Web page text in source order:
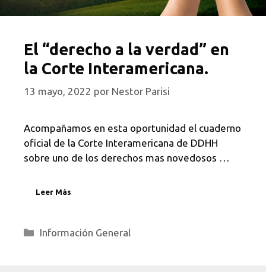
El “derecho a la verdad” en
la Corte Interamericana.
13 mayo, 2022 por Nestor Parisi
Acompañamos en esta oportunidad el cuaderno
oficial de la Corte Interamericana de DDHH
sobre uno de los derechos mas novedosos …
Leer Más
Categorías
Información General